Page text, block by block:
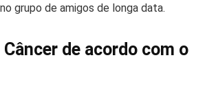
grupo de amigos de longa data.
de acordo com o